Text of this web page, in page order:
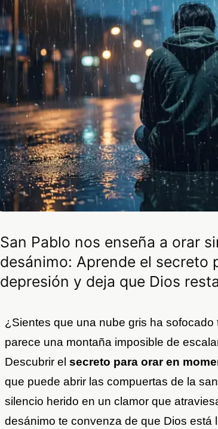
San Pablo nos enseña a orar
desánimo: Aprende el secreto
depresión y deja que Dios
¿Sientes que una nube gris ha
parece una montaña imposible de
Descubrir el secreto para orar en
que puede abrir las compuertas de la
silencio herido en un clamor que
desánimo te convenza de que Dios está